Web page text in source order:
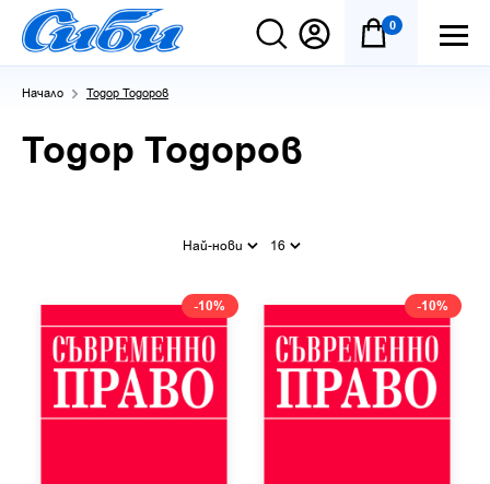
0
Начало Тодор Тодоров
Тодор Тодоров
Най-нови 16
-10% -10%